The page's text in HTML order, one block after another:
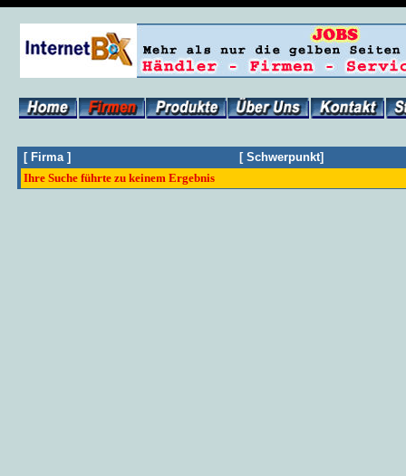
[ Firma ] [ Schwerpunkt]
Ihre Suche führte zu keinem Ergebnis